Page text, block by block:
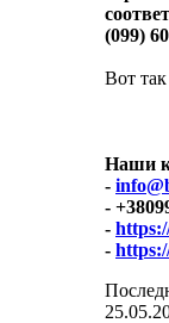
(099)
Вот
Наши
-
-
-
-